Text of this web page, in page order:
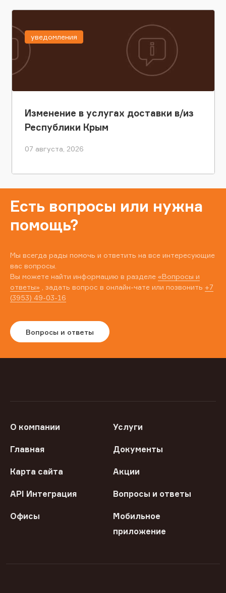
Изменение в услугах доставки в/из
Республики Крым
07 августа, 2026
уведомления
Есть вопросы или нужна
помощь?
Мы всегда рады помочь и ответить на все интересующие
вас вопросы.
Вы можете найти информацию в разделе «Вопросы и
ответы» , задать вопрос в онлайн-чате или позвонить +7
(3953) 49-03-16
Вопросы и ответы
О компании Услуги
Главная Документы
Карта сайта Акции
API Интеграция Вопросы и ответы
Офисы
Мобильное
приложение